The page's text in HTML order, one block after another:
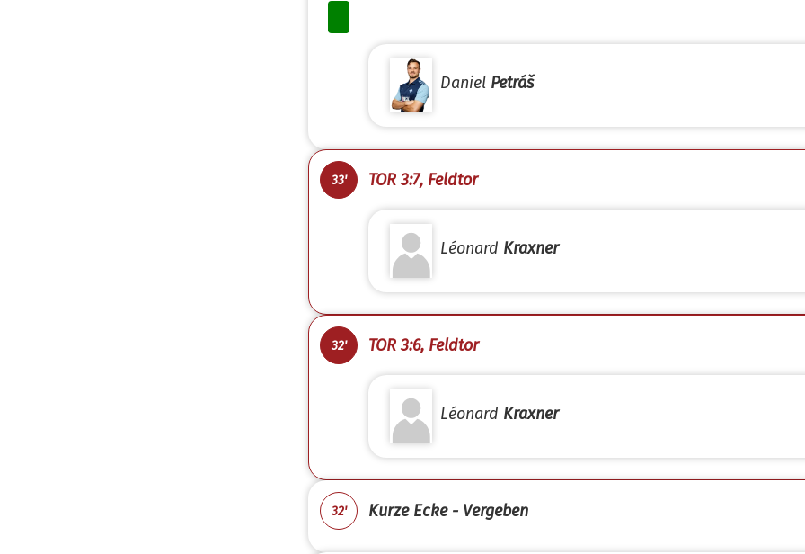
Daniel Petráš
33' TOR 3:7, Feldtor
Léonard Kraxner
32' TOR 3:6, Feldtor
Léonard Kraxner
32' Kurze Ecke - Vergeben